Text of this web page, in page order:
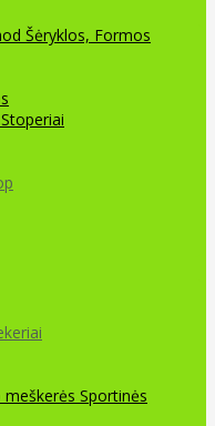
Šėryklos, Formos
Sportinės